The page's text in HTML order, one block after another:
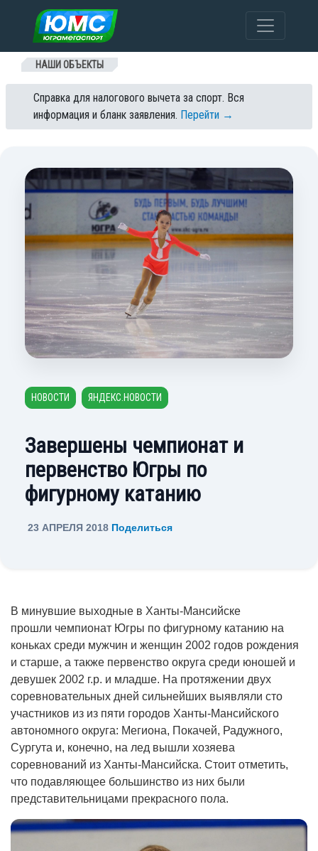
Перейти к содержанию
НАШИ ОБЪЕКТЫ
Справка для налогового вычета за спорт. Вся
информация и бланк заявления. Перейти →
НОВОСТИ ЯНДЕКС.НОВОСТИ
Завершены чемпионат и
первенство Югры по
фигурному катанию
23 АПРЕЛЯ 2018 Поделиться
В минувшие выходные в Ханты-Мансийске
прошли чемпионат Югры по фигурному катанию на
коньках среди мужчин и женщин 2002 годов рождения
и старше, а также первенство округа среди юношей и
девушек 2002 г.р. и младше. На протяжении двух
соревновательных дней сильнейших выявляли сто
участников из из пяти городов Ханты-Мансийского
автономного округа: Мегиона, Покачей, Радужного,
Сургута и, конечно, на лед вышли хозяева
соревнований из Ханты-Мансийска. Стоит отметить,
что подавляющее большинство из них были
представительницами прекрасного пола.